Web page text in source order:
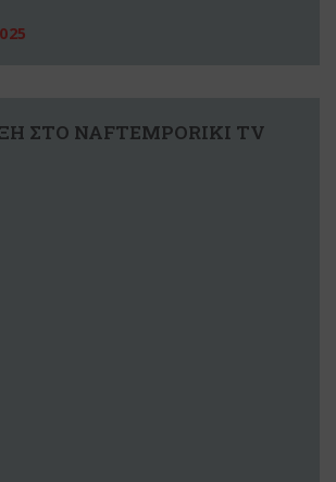
ΣΤΟ NAFTEMPORIKI TV